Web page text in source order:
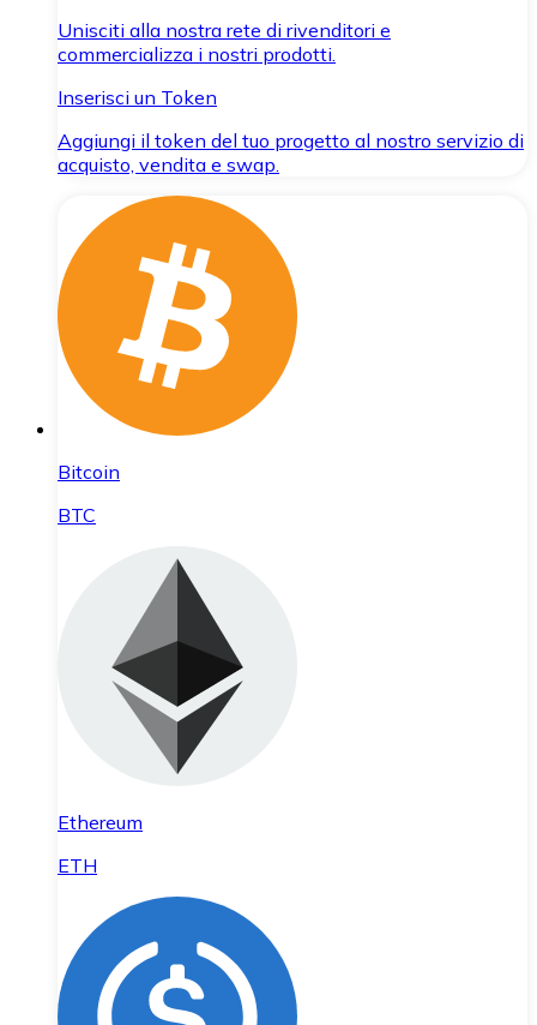
Unisciti alla nostra rete di rivenditori e
commercializza i nostri prodotti.
Inserisci un Token
Aggiungi il token del tuo progetto al nostro servizio di
acquisto, vendita e swap.
Bitcoin
BTC
Ethereum
ETH